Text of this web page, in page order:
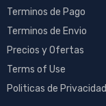
Terminos de Pago
Terminos de Envio
Precios y Ofertas
Terms of Use
Politicas de Privacidad